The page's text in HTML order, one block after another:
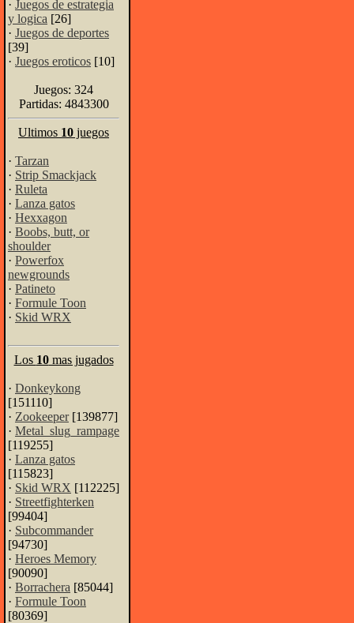
· Juegos de estrategia
y logica [26]
· Juegos de deportes
[39]
· Juegos eroticos [10]
Juegos: 324
Partidas: 4843300
Ultimos 10 juegos
· Tarzan
· Strip Smackjack
· Ruleta
· Lanza gatos
· Hexxagon
· Boobs, butt, or
shoulder
· Powerfox
newgrounds
· Patineto
· Formule Toon
· Skid WRX
Los 10mas jugados
· Donkeykong
[151110]
· Zookeeper[139877]
· Metal_slug_rampage
[119255]
· Lanza gatos
[115823]
· Skid WRX [112225]
· Streetfighterken
[99404]
· Subcommander
[94730]
· Heroes Memory
[90090]
· Borrachera [85044]
· Formule Toon
[80369]